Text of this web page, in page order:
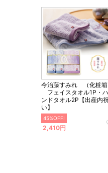
今治藤すみれ （化粧
フェイスタオル1P・
ンドタオル2P【出産内
い】
45%OFF!
2,410円